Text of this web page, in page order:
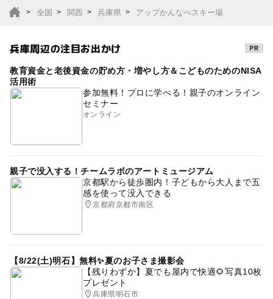
全国 関西 兵庫県 アップかんなべスキー場
兵庫周辺の注目お出かけ
教育資金と老後資金の貯め方・増やし方＆こどものためのNISA
活用術
参加無料！プロに学べる！親子のオンライン
セミナー
オンライン
親子で没入する！チームラボのアートミュージアム
京都駅から徒歩圏内！子どもから大人まで五
感を使って没入できる
京都府京都市南区
【8/22(土)明石】無料✨夏のお子さま撮影会
【残りわずか】夏でも屋内で快適🌻写真10枚
プレゼント
兵庫県明石市